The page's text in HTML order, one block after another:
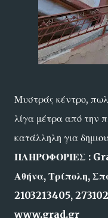
Μυστράς κέντρο,
λίγα μέτρα από την
κατάλληλη για
ΠΛΗΡΟΦΟΡΙΕΣ :
Αθήνα, Τρίπολη,
2103213405,
www.grad.gr